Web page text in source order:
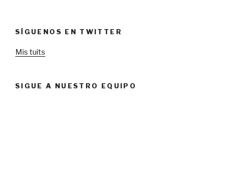
SÍGUENOS EN TWITTER
Mis tuits
SIGUE A NUESTRO EQUIPO